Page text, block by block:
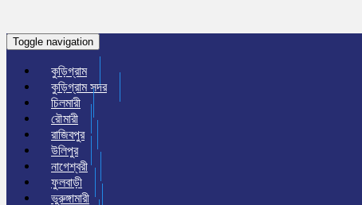
Toggle navigation
কুড়িগ্রাম
কুড়িগ্রাম সদর
চিলমারী
রৌমারী
রাজিবপুর
উলিপুর
নাগেশ্বরী
ফুলবাড়ী
ভুরুঙ্গামারী